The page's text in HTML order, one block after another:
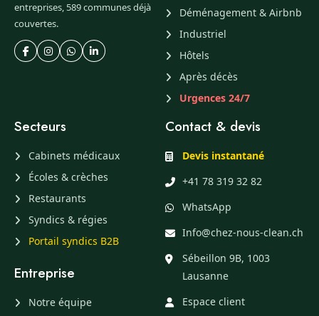
entreprises, 589 communes déjà
couvertes.
Déménagement & Airbnb
Industriel
Hôtels
Après décès
Urgences 24/7
Secteurs
Cabinets médicaux
Écoles & crèches
Restaurants
Syndics & régies
Portail syndics B2B
Entreprise
Notre équipe
Contact & devis
Devis instantané
+41 78 319 32 82
WhatsApp
Info@chez-nous-clean.ch
Sébeillon 9B, 1003
Lausanne
Espace client